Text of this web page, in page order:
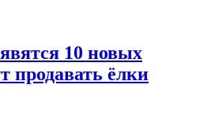
10 новых
продавать ёлки